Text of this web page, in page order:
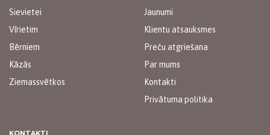
Sievietei
Vīrietim
Bērniem
Kāzās
Ziemassvētkos
Jaunumi
Klientu atsauksmes
Preču atgriešana
Par mums
Kontakti
Privātuma politika